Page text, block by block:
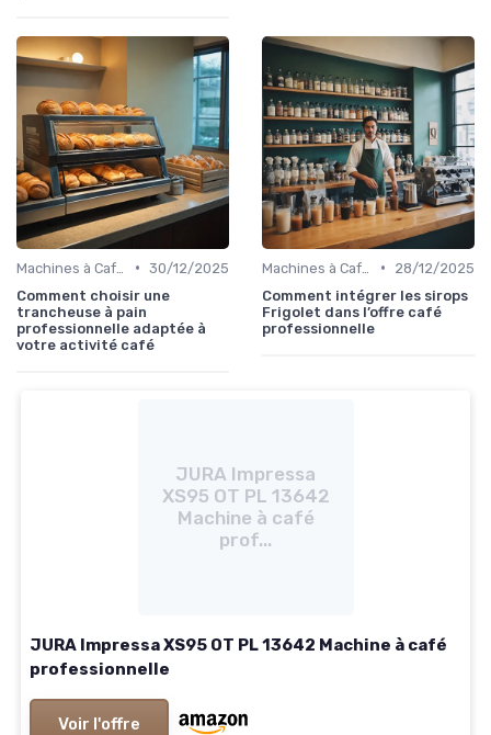
• 30/12/2025
Comment choisir une
trancheuse à pain
professionnelle adaptée à
votre activité café
•
28/12/2025
Comment intégrer les sirops
Frigolet dans l’offre café
professionnelle
JURA Impressa
XS95 OT PL 13642
Machine à café
prof...
JURA Impressa XS95 OT PL 13642 Machine à café
professionnelle
Voir l'offre